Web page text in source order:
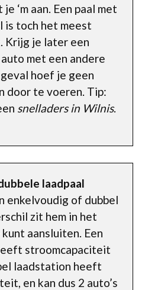
‘m aan. Een paal met
is toch het meest
Krijg je later een
met een andere
geval hoef je geen
door te voeren. Tip:
snelladers in Wilnis.
laadpaal
enkelvoudig of dubbel
zit hem in het
aansluiten. Een
stroomcapaciteit
laadstation heeft
en kan dus 2 auto’s